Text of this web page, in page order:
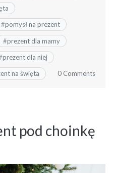
#pomysł na prezent
#prezent dla mamy
prezent dla niej
na święta 0 Comments
pod choinkę